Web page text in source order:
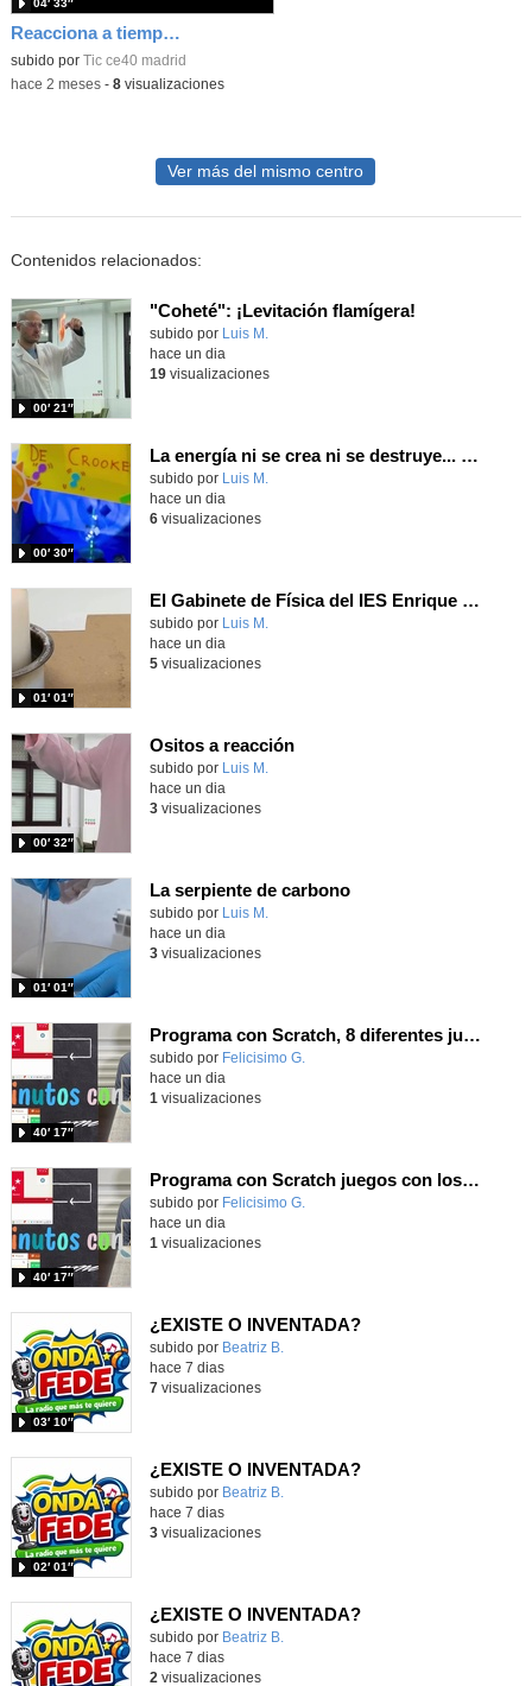
Reacciona a tiempo: programación y reflejos con Micro:bit
subido por Tic ce40 madrid
04′ 33″
-hace 2 meses- 8visualizaciones
Ver más del mismo centro
Contenidos relacionados:
"Coheté": ¡Levitación flamígera!
Contenido educativo.
subido por Luis M.
00′ 21″
hace un dia
19visualizaciones
La energía ni se crea ni se destruye... ¡se experimenta! El Tierno en la Feria Madrid es Ciencia 2026
Contenido educativo.
subido por Luis M.
00′ 30″
hace un dia
6visualizaciones
El Gabinete de Física del IES Enrique Tierno Galván de Parla (Curso 25-26)
Contenido educativo.
subido por Luis M.
01′ 01″
hace un dia
5visualizaciones
Ositos a reacción
Contenido educativo.
subido por Luis M.
00′ 32″
hace un dia
3visualizaciones
La serpiente de carbono
Contenido educativo.
subido por Luis M.
01′ 01″
hace un dia
3visualizaciones
Programa con Scratch, 8 diferentes juegos para vivir la emoción de los partidos de España en el mundial 2026
Contenido educativo.
subido por Felicisimo G.
40′ 17″
hace un dia
1 visualizaciones
Programa con Scratch juegos con los partidos del mundial 2026 ganados por España
Contenido educativo.
subido por Felicisimo G.
40′ 17″
hace un dia
1 visualizaciones
¿EXISTE O INVENTADA?
Contenido educativo.
subido por Beatriz B.
03′ 10″
hace 7 dias
7visualizaciones
¿EXISTE O INVENTADA?
Contenido educativo.
subido por Beatriz B.
02′ 01″
hace 7 dias
3visualizaciones
¿EXISTE O INVENTADA?
Contenido educativo.
subido por Beatriz B.
hace 7 dias
2 visualizaciones